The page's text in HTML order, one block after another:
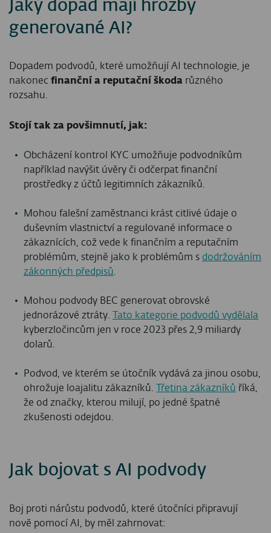
Jaký dopad mají hrozby
generované AI?
Dopadem podvodů, které umožňují AI technologie, je
nakonec finanční a reputační škoda různého
rozsahu.
Stojí tak za povšimnutí, jak:
Obcházení kontrol KYC umožňuje podvodníkům
například navýšit úvěry či odčerpat finanční
prostředky z účtů legitimních zákazníků.
Mohou falešní zaměstnanci krást citlivé údaje o
duševním vlastnictví a regulované informace o
zákaznících, což vede k finančním a reputačním
problémům, stejně jako k problémům s dodržováním
zákonných předpisů.
Mohou podvody BEC generovat obrovské
jednorázové ztráty. Tato kategorie podvodů vydělala
kyberzločincům jen v roce 2023 přes 2,9 miliardy
dolarů.
Podvod, ve kterém se útočník vydává za jinou osobu,
ohrožuje loajalitu zákazníků. Třetina zákazníků říká,
že od značky, kterou milují, po jedné špatné
zkušenosti odejdou.
Jak bojovat s AI podvody
Boj proti nárůstu podvodů, které útočníci připravují
nově pomocí AI, by měl zahrnovat: